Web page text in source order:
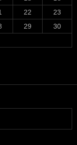
22
23
29
30